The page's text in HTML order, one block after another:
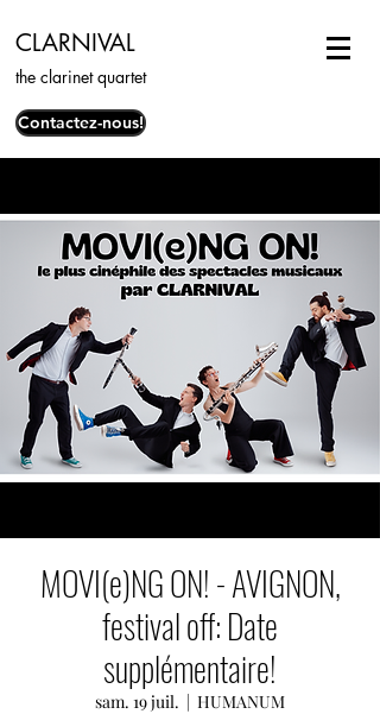
CLARNIVAL
the clarinet quartet
Contactez-nous!
MOVI(e)NG ON! - AVIGNON,
festival off: Date
supplémentaire!
sam. 19 juil.
  |
HUMANUM